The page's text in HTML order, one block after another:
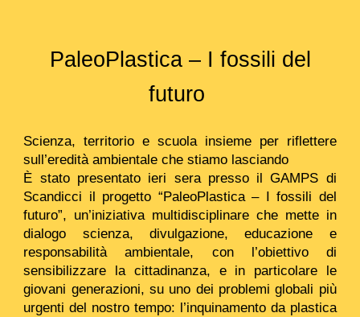
PaleoPlastica – I fossili del
futuro
Scienza, territorio e scuola insieme per riflettere
sull’eredità ambientale che stiamo lasciando
È stato presentato ieri sera presso il GAMPS di
Scandicci il progetto “PaleoPlastica – I fossili del
futuro”, un’iniziativa multidisciplinare che mette in
dialogo scienza, divulgazione, educazione e
responsabilità ambientale, con l’obiettivo di
sensibilizzare la cittadinanza, e in particolare le
giovani generazioni, su uno dei problemi globali più
urgenti del nostro tempo: l’inquinamento da plastica